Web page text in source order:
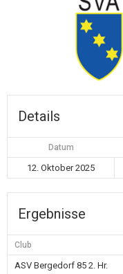
Details
Datum
12. Oktober 2025
Ergebnisse
Club
ASV Bergedorf 85 2. Hr.